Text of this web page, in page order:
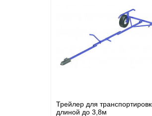
Трейлер для
длиной до 3,8м